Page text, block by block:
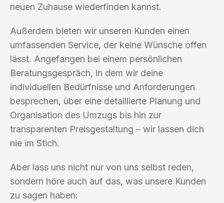
neuen Zuhause wiederfinden kannst.
Außerdem bieten wir unseren Kunden einen
umfassenden Service, der keine Wünsche offen
lässt. Angefangen bei einem persönlichen
Beratungsgespräch, in dem wir deine
individuellen Bedürfnisse und Anforderungen
besprechen, über eine detaillierte Planung und
Organisation des Umzugs bis hin zur
transparenten Preisgestaltung – wir lassen dich
nie im Stich.
Aber lass uns nicht nur von uns selbst reden,
sondern höre auch auf das, was unsere Kunden
zu sagen haben: